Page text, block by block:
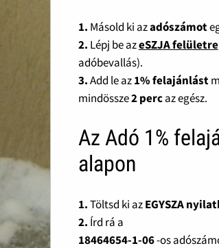
1. Másold ki azadószámot
2. Lépj be azeSZJA felületre
adóbevallás).
3.Add le az1% felajánlást
mindössze2 percaz egész.
Az Adó 1%
alapon
1.Töltsd ki azEGYSZA
2. Írd rá a
18464654-1-06-os